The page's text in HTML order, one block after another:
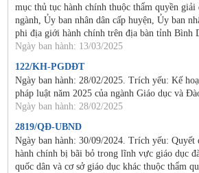
mục thủ tục hành chính thuộc thẩm quyền giải
ngành, Ủy ban nhân dân cấp huyện, Ủy ban
phi địa giới hành chính trên địa bàn tỉnh Bình
Ngày ban hành: 13/03/2025
122/KH-PGDĐT
Ngày ban hành: 28/02/2025. Trích yếu: Kế
pháp luật năm 2025 của ngành Giáo dục và
Ngày ban hành: 28/02/2025
2819/QĐ-UBND
Ngày ban hành: 30/09/2024. Trích yếu: Quyết
hành chính bị bãi bỏ trong lĩnh vực giáo dục
quốc dân và cơ sở giáo dục khác thuộc thẩm